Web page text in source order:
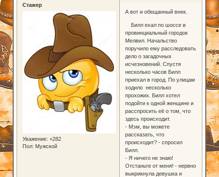
Стажер
Уважение: +282
Пол: Мужской
А вот и обещанный внек.
Билл ехал по шоссе в
провинциальный городок
Мелвил. Начальство
поручило ему расследовать
дело о загадочных
исчезновений. Спустя
несколько часов Билл
приехал в город. По улицам
ходило несколько
прохожих. Билл хотел
подойти к одной женщине и
расспросить её о том, что
здесь происходит.
- Мэм, вы можете
рассказать, что
происходит? - спросил
Билл.
- Я ничего не знаю!
Отстаньте от меня! - нервно
выкрикнула девушка и